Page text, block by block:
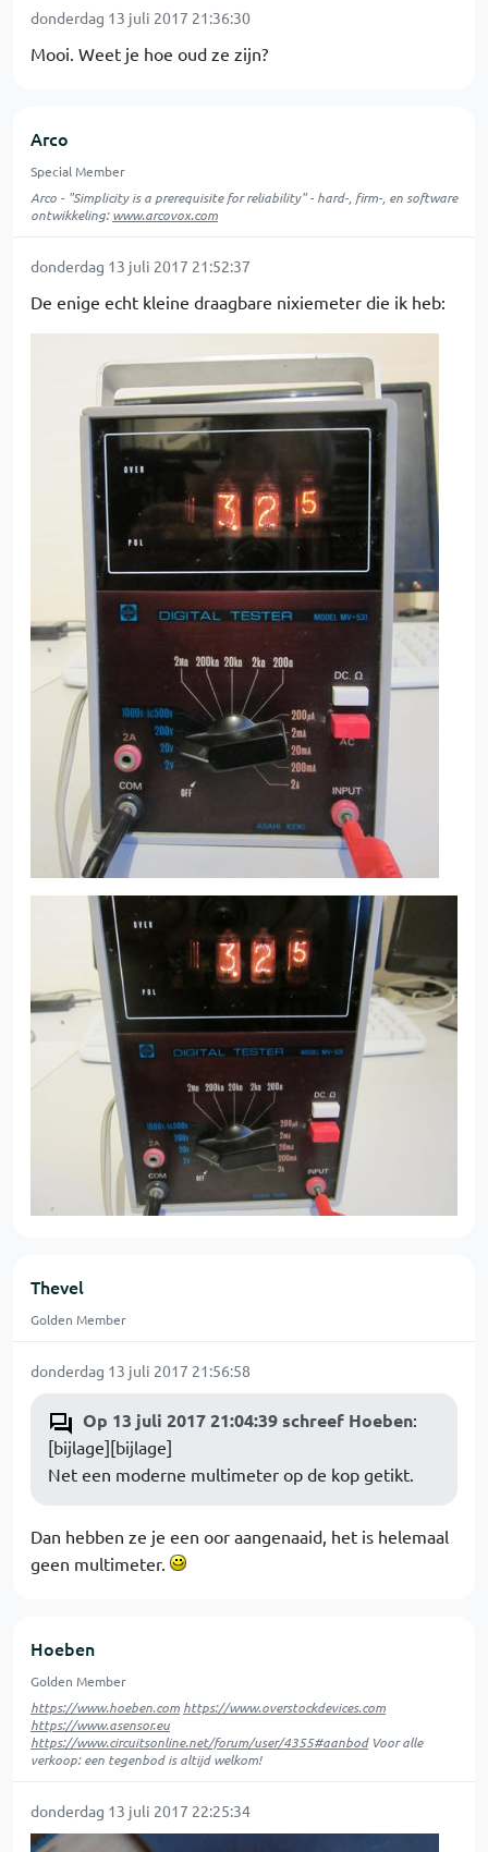
donderdag 13 juli 2017 21:36:30
Mooi. Weet je hoe oud ze zijn?
Arco
Special Member
Arco - "Simplicity is a prerequisite for reliability" - hard-, firm-, en software
ontwikkeling:www.arcovox.com
donderdag 13 juli 2017 21:52:37
De enige echt kleine draagbare nixiemeter die ik heb:
Thevel
Golden Member
donderdag 13 juli 2017 21:56:58
Op 13 juli 2017 21:04:39 schreef Hoeben:
[bijlage][bijlage]
Net een moderne multimeter op de kop getikt.
Dan hebben ze je een oor aangenaaid, het is helemaal
geen multimeter.
Hoeben
Golden Member
https://www.hoeben.com https://www.overstockdevices.com
https://www.asensor.eu
https://www.circuitsonline.net/forum/user/4355#aanbodVoor alle
verkoop: een tegenbod is altijd welkom!
donderdag 13 juli 2017 22:25:34